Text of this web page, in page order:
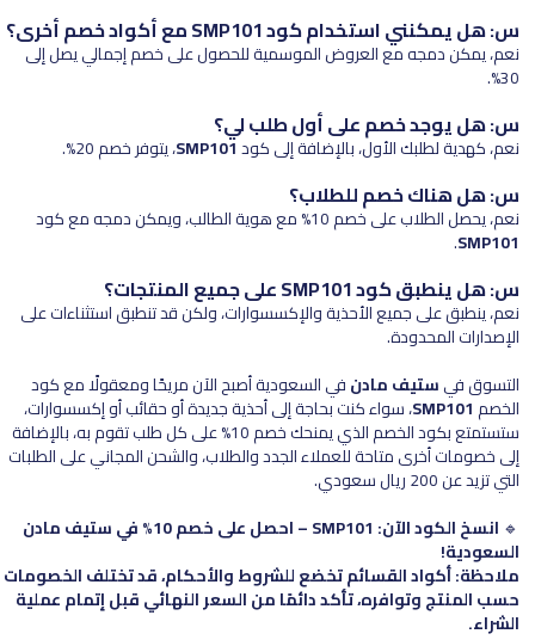
س: هل يمكنني استخدام كود SMP101 مع أكواد خصم أخرى؟
نعم، يمكن دمجه مع العروض الموسمية للحصول على خصم إجمالي يصل إلى
30%.
س: هل يوجد خصم على أول طلب لي؟
نعم، كهدية لطلبك الأول، بالإضافة إلى كودSMP101، يتوفر خصم 20%.
س: هل هناك خصم للطلاب؟
نعم، يحصل الطلاب على خصم 10% مع هوية الطالب، ويمكن دمجه مع كود
SMP101
.
س: هل ينطبق كود SMP101 على جميع المنتجات؟
نعم، ينطبق على جميع الأحذية والإكسسوارات، ولكن قد تنطبق استثناءات على
الإصدارات المحدودة.
التسوق فيستيف مادنفي السعودية أصبح الآن مريحًا ومعقولًا مع كود
الخصمSMP101، سواء كنت بحاجة إلى أحذية جديدة أو حقائب أو إكسسوارات،
ستستمتع بكود الخصم الذي يمنحك خصم 10% على كل طلب تقوم به، بالإضافة
إلى خصومات أخرى متاحة للعملاء الجدد والطلاب، والشحن المجاني على الطلبات
التي تزيد عن 200 ريال سعودي.
🔹
انسخ الكود الآن: SMP101 – احصل على خصم 10% في ستيف مادن
السعودية!
ملاحظة: أكواد القسائم تخضع للشروط والأحكام، قد تختلف الخصومات
حسب المنتج وتوافره، تأكد دائمًا من السعر النهائي قبل إتمام عملية
الشراء.